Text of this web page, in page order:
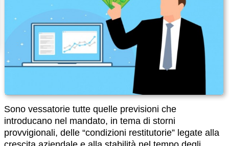
Sono vessatorie tutte quelle previsioni che
introducano nel mandato, in tema di storni
provvigionali, delle “condizioni restitutorie” legate alla